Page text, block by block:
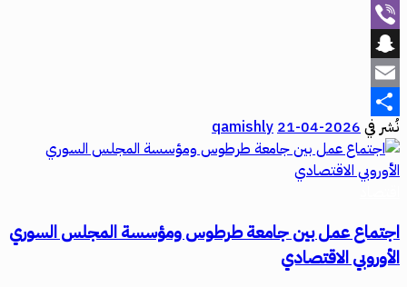
WhatsApp
Viber
Snapchat
Email
Share
نُشر في 2026-04-21
qamishly
اجتماع عمل بين جامعة طرطوس ومؤسسة المجلس السوري
الأوروبي الاقتصادي